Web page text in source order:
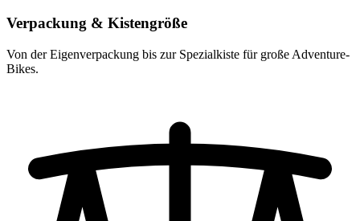
Verpackung & Kistengröße
Von der Eigenverpackung bis zur Spezialkiste für große Adventure-
Bikes.